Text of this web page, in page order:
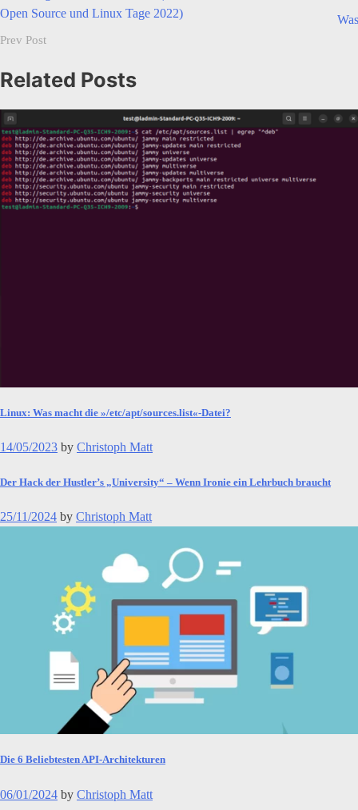
Open Source und Linux Tage 2022)
Prev Post
Related Posts
Linux: Was macht die »/etc/apt/sources.list«-Datei?
14/05/2023 by Christoph Matt
Der Hack der Hustler’s „University“ – Wenn Ironie ein Lehrbuch braucht
25/11/2024 by Christoph Matt
Die 6 Beliebtesten API-Architekturen
06/01/2024 by Christoph Matt